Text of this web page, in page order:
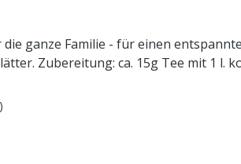
ganze Familie - für einen
Zubereitung: ca. 15g Tee mit 1 l.